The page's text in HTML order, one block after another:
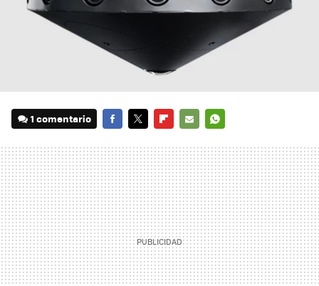
1 comentario
MAIL